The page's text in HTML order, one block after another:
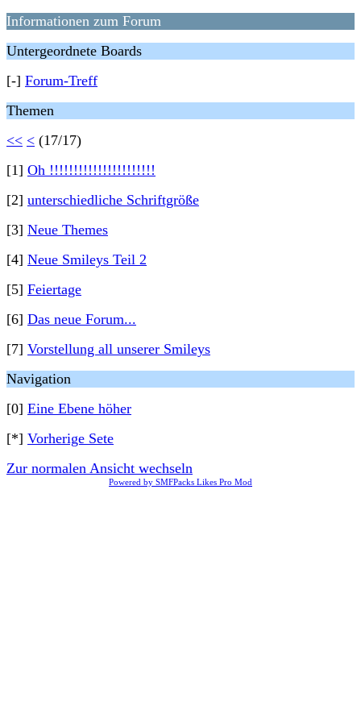
Informationen zum Forum
Untergeordnete Boards
[-] Forum-Treff
Themen
<< < (17/17)
[1] Oh !!!!!!!!!!!!!!!!!!!!!!
[2] unterschiedliche Schriftgröße
[3] Neue Themes
[4] Neue Smileys Teil 2
[5] Feiertage
[6] Das neue Forum...
[7] Vorstellung all unserer Smileys
Navigation
[0] Eine Ebene höher
[*] Vorherige Sete
Zur normalen Ansicht wechseln
Powered by SMFPacks Likes Pro Mod